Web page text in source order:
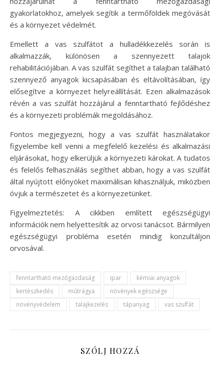
gyakorlatokhoz, amelyek segítik a termőföldek megóvását
és a környezet védelmét.
Emellett a vas szulfátot a hulladékkezelés során is
alkalmazzák, különösen a szennyezett talajok
rehabilitációjában. A vas szulfát segíthet a talajban található
szennyező anyagok kicsapásában és eltávolításában, így
elősegítve a környezet helyreállítását. Ezen alkalmazások
révén a vas szulfát hozzájárul a fenntartható fejlődéshez
és a környezeti problémák megoldásához.
Fontos megjegyezni, hogy a vas szulfát használatakor
figyelembe kell venni a megfelelő kezelési és alkalmazási
eljárásokat, hogy elkerüljük a környezeti károkat. A tudatos
és felelős felhasználás segíthet abban, hogy a vas szulfát
által nyújtott előnyöket maximálisan kihasználjuk, miközben
óvjuk a természetet és a környezetünket.
Figyelmeztetés: A cikkben említett egészségügyi
információk nem helyettesítik az orvosi tanácsot. Bármilyen
egészségügyi probléma esetén mindig konzultáljon
orvosával.
fenntartható mezőgazdaság ipar
kémiai anyagok
kertészkedés
műtrágya
növények egészsége
növényvédelem
talajkezelés tápanyag vas szulfát
SZÓLJ HOZZÁ